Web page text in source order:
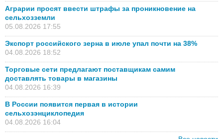
Аграрии просят ввести штрафы за проникновение на
сельхозземли
05.08.2026 17:55
Экспорт российского зерна в июле упал почти на 38%
04.08.2026 18:52
Торговые сети предлагают поставщикам самим
доставлять товары в магазины
04.08.2026 16:39
В России появится первая в истории
сельхозэнциклопедия
04.08.2026 16:04